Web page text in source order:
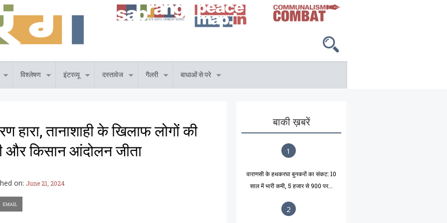
विश्लेषण इंटरव्यू दस्तावेज गैलरी बाधाओं से परे
हारा, तानाशाही के खिलाफ लोगों की
और किसान आंदोलन जीता
on: June 21, 2024
बाकी ख़बरें
1
वाराणसी के हथकरघा बुनकरों का संकट: 10
साल में भारी कमी, 5 हजार से 900 पर...
2